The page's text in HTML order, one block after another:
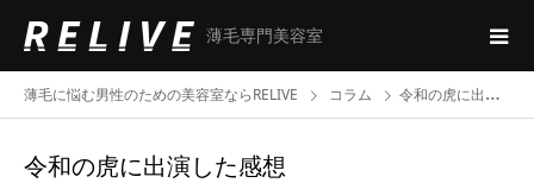
薄毛専門美容室
薄毛に悩む男性のための美容室ならRELIVE コラム 令和の虎に出演した感想
令和の虎に出演した感想